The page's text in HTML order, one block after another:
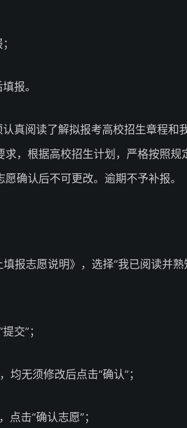
报。
真阅读了解拟报考高校招生章程和
，根据高校招生计划，严格按照规
确认后不可更改。逾期不予补报。
报志愿说明》，选择“我已阅读并熟
交”；
均无须修改后点击“确认”；
点击“确认志愿”；